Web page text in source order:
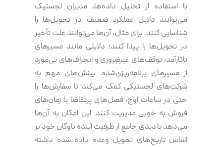
با استفاده از تحلیل داده‌ها، مدیران لجستیک
می‌توانند دلایل عملکرد ضعیف در تحویل‌ها را
شناسایی کنند. برای مثال، آن‌ها می‌توانند علت تأخیر
در تحویل‌ها را پیدا کنند؛ دلایلی مانند مسیرهای
ناکارآمد، توقف‌های غیرضروری و انحراف‌های بی‌مورد
از مسیرهای برنامه‌ریزی‌شده. بینش‌های مهم به
شرکت‌های لجستیکی کمک می‌کند تا سفارش‌ها را
حتی در ساعات اوج، فصل‌های پرتقاضا یا زمان‌های
فروش به‌ خوبی مدیریت کنند. این امکان به آن‌ها
می‌دهد تا دیدی جامع از ظرفیت آینده ناوگان خود بر
اساس تاریخ‌های تحویل وعده‌ داده‌ شده داشته